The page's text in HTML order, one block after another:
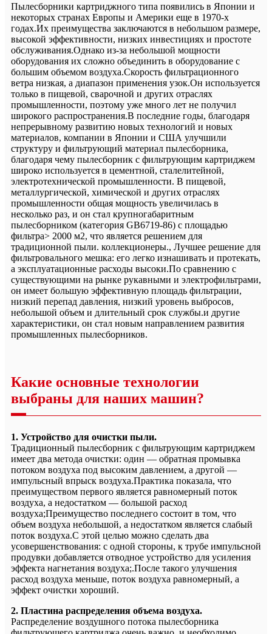
Пылесборники картриджного типа появились в Японии и
некоторых странах Европы и Америки еще в 1970-х
годах.Их преимущества заключаются в небольшом размере,
высокой эффективности, низких инвестициях и простоте
обслуживания.Однако из-за небольшой мощности
оборудования их сложно объединить в оборудование с
большим объемом воздуха.Скорость фильтрационного
ветра низкая, а диапазон применения узок.Он используется
только в пищевой, сварочной и других отраслях
промышленности, поэтому уже много лет не получил
широкого распространения.В последние годы, благодаря
непрерывному развитию новых технологий и новых
материалов, компании в Японии и США улучшили
структуру и фильтрующий материал пылесборника,
благодаря чему пылесборник с фильтрующим картриджем
широко используется в цементной, сталелитейной,
электротехнической промышленности. В пищевой,
металлургической, химической и других отраслях
промышленности общая мощность увеличилась в
несколько раз, и он стал крупногабаритным
пылесборником (категория GB6719-86) с площадью
фильтра> 2000 м2, что является решением для
традиционной пыли. коллекционеры., Лучшее решение для
фильтровального мешка: его легко изнашивать и протекать,
а эксплуатационные расходы высоки.По сравнению с
существующими на рынке рукавными и электрофильтрами,
он имеет большую эффективную площадь фильтрации,
низкий перепад давления, низкий уровень выбросов,
небольшой объем и длительный срок службы.и другие
характеристики, он стал новым направлением развития
промышленных пылесборников.
Какие основные технологии
выбраны для наших машин?
1. Устройство для очистки пыли.
Традиционный пылесборник с фильтрующим картриджем
имеет два метода очистки: один — обратная промывка
потоком воздуха под высоким давлением, а другой —
импульсный впрыск воздуха.Практика показала, что
преимуществом первого является равномерный поток
воздуха, а недостатком — большой расход
воздуха;Преимущество последнего состоит в том, что
объем воздуха небольшой, а недостатком является слабый
поток воздуха.С этой целью можно сделать два
усовершенствования: с одной стороны, к трубе импульсной
продувки добавляется отводное устройство для усиления
эффекта нагнетания воздуха;.После такого улучшения
расход воздуха меньше, поток воздуха равномерный, а
эффект очистки хороший.
2. Пластина распределения объема воздуха.
Распределение воздушного потока пылесборника